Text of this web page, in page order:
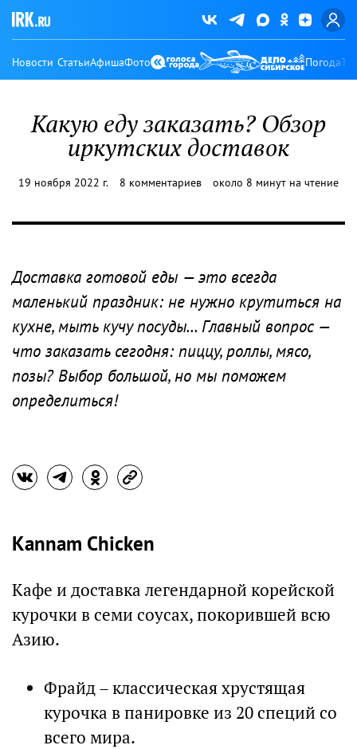
Новости СтатьиАфишаФото Погода
Какую еду заказать? Обзор
иркутских доставок
19 ноября 2022 г. 8 комментариев около 8 минут на чтение
Доставка готовой еды — это всегда
маленький праздник: не нужно крутиться на
кухне, мыть кучу посуды… Главный вопрос —
что заказать сегодня: пиццу, роллы, мясо,
позы? Выбор большой, но мы поможем
определиться!
Kannam Chicken
Кафе и доставка легендарной корейской
курочки в семи соусах, покорившей всю
Азию.
Фрайд – классическая хрустящая
курочка в панировке из 20 специй со
всего мира.